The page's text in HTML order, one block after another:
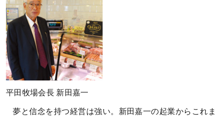
平田牧場会長 新田嘉一
夢と信念を持つ経営は強い。新田嘉一の起業からこれま